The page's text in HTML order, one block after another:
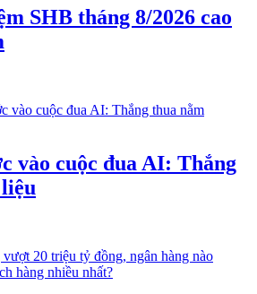
SHB tháng 8/2026 cao
vào cuộc đua AI: Thắng